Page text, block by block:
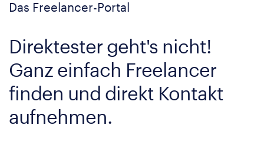
Das Freelancer-Portal
Direktester geht's nicht!
Ganz einfach Freelancer
finden und direkt Kontakt
aufnehmen.